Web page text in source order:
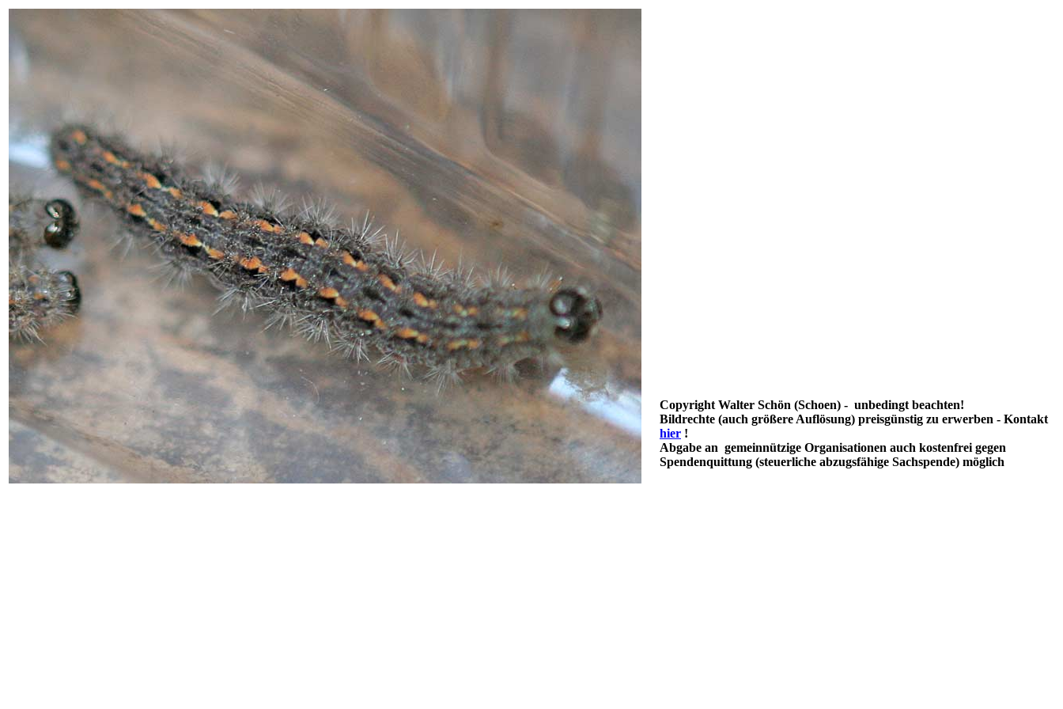
Copyright Walter Schön (Schoen) - unbedingt beachten!
Bildrechte (auch größere Auflösung) preisgünstig zu erwerben - Kontakt
hier !
Abgabe an gemeinnützige Organisationen auch kostenfrei gegen
Spendenquittung (steuerliche abzugsfähige Sachspende) möglich